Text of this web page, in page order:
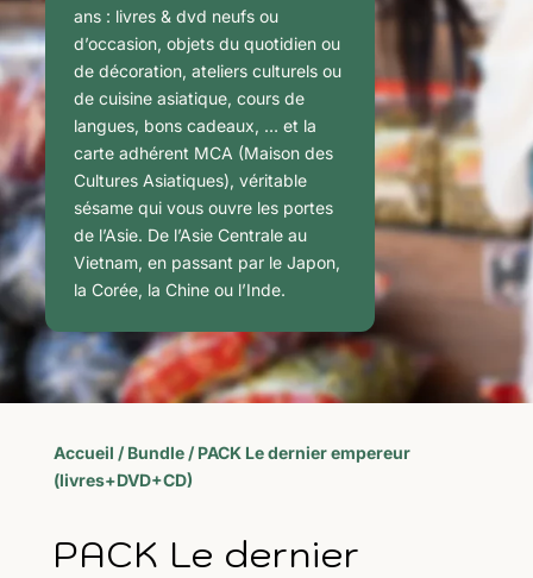
ans : livres & dvd neufs ou
d’occasion, objets du quotidien ou
de décoration, ateliers culturels ou
de cuisine asiatique, cours de
langues, bons cadeaux, … et la
carte adhérent MCA (Maison des
Cultures Asiatiques), véritable
sésame qui vous ouvre les portes
de l’Asie. De l’Asie Centrale au
Vietnam, en passant par le Japon,
la Corée, la Chine ou l’Inde.
Accueil / Bundle/ PACK Le dernier empereur
(livres+DVD+CD)
PACK Le dernier